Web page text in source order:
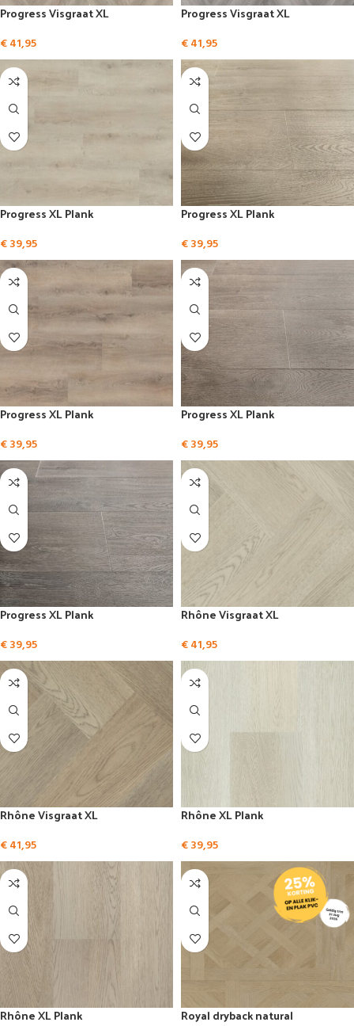
Progress Visgraat XL
€41,95
Progress Visgraat XL
€41,95
Progress XL Plank
€39,95
Progress XL Plank
€39,95
Progress XL Plank
€39,95
Progress XL Plank
€39,95
Progress XL Plank
€39,95
Rhône Visgraat XL
€41,95
Rhône Visgraat XL
€41,95
Rhône XL Plank
€39,95
Rhône XL Plank Royal dryback natural